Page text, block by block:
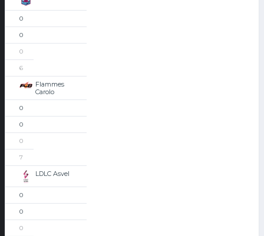
0
0
0
6
Flammes
Carolo
0
0
0
7
LDLC Asvel
0
0
0